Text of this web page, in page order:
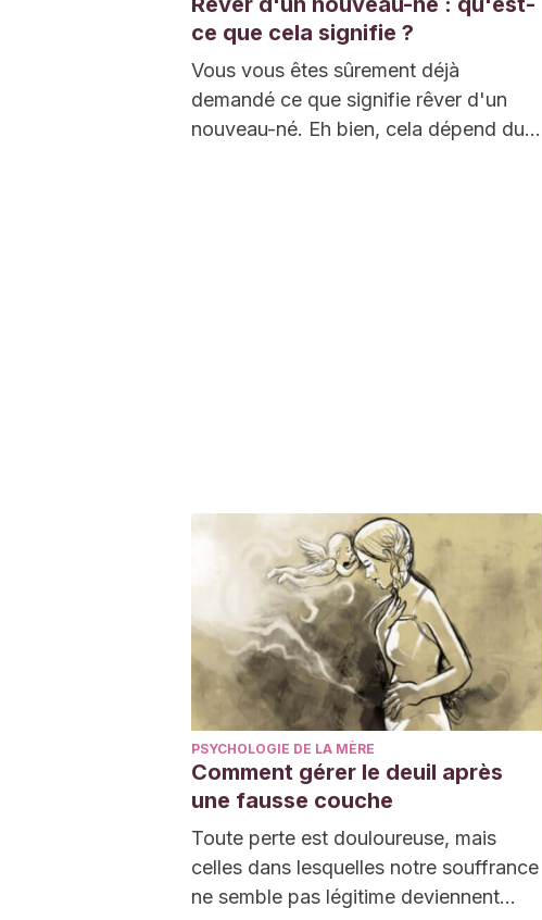
ce que cela signifie ?
Vous vous êtes sûrement déjà
demandé ce que signifie rêver d'un
nouveau-né. Eh bien, cela dépend du
PSYCHOLOGIE DE LA MÈRE
Comment gérer le deuil après
une fausse couche
Toute perte est douloureuse, mais
celles dans lesquelles notre souffrance
ne semble pas légitime deviennent